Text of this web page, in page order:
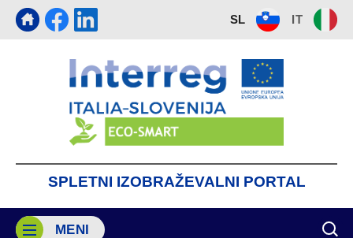
SPLETNI IZOBRAŽEVALNI PORTAL
SL IT
MENI